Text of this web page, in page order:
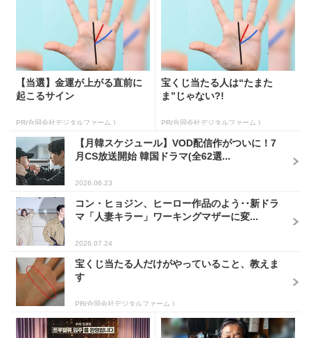
【当選】金運が上がる直前に
起こるサイン
PR(合同会社デジタルファーム )
宝くじ当たる人は“たまた
ま”じゃない?!
PR(合同会社デジタルファーム )
【月韓スケジュール】VOD配信作がついに！7
月CS放送開始 韓国ドラマ(全62選...
2026.06.23
コン・ヒョジン、ヒーロー作品のよう･･新ドラ
マ「人妻キラー」ワーキングマザーに変...
2026.07.24
宝くじ当たる人だけがやっていること、教えま
す
PR(合同会社デジタルファーム )